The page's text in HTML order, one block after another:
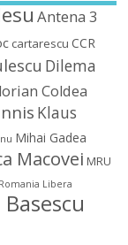
Antena 3
cartarescu CCR
Dilema
Coldea
Klaus
Mihai Gadea
Macovei MRU
Romania Libera